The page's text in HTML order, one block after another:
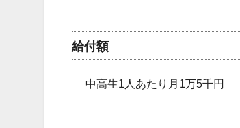
給付額
中高生1人あたり月1万5千円